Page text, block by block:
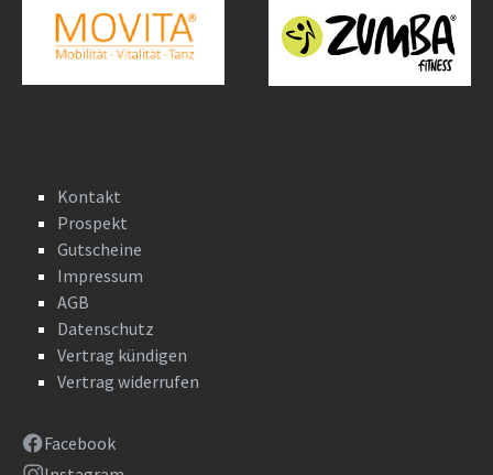
Kontakt
Prospekt
Gutscheine
Impressum
AGB
Datenschutz
Vertrag kündigen
Vertrag widerrufen
Facebook